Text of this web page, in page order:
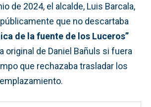
de 2024, el alcalde, Luis Barcala,
que no descartaba
de la fuente de los Luceros”
original de Daniel Bañuls si fuera
que rechazaba trasladar los